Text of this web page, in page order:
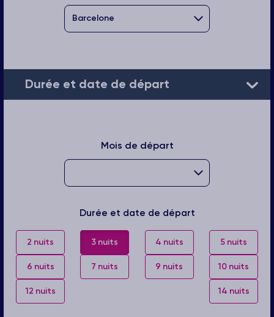
Durée et date de départ
Mois de départ
Durée et date de départ
2 nuits 3 nuits 4 nuits 5 nuits
6 nuits 7 nuits 9 nuits 10 nuits
12 nuits 14 nuits